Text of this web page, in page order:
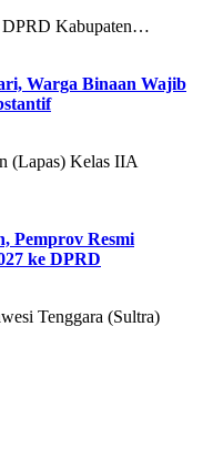
Kabupaten…
Warga Binaan Wajib
(Lapas) Kelas IIA
Pemprov Resmi
ke DPRD
Tenggara (Sultra)